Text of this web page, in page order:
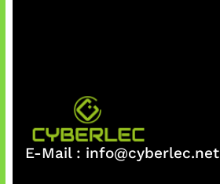
E-Mail : info@cyberlec.net